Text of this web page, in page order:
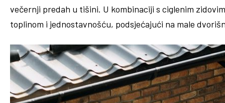
večernji predah u tišini. U kombinaciji s ciglenim
toplinom i jednostavnošću, podsjećajući na male